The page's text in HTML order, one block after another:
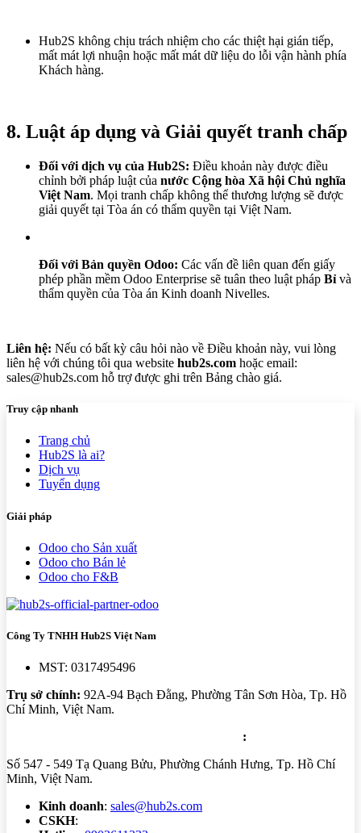
Hub2S không chịu trách nhiệm cho các thiệt hại gián tiếp,
mất mát lợi nhuận hoặc mất mát dữ liệu do lỗi vận hành phía
Khách hàng.
8. Luật áp dụng và Giải quyết tranh chấp
Đối với dịch vụ của Hub2S: Điều khoản này được điều
chỉnh bởi pháp luật của nước Cộng hòa Xã hội Chủ nghĩa
Việt Nam. Mọi tranh chấp không thể thương lượng sẽ được
giải quyết tại Tòa án có thẩm quyền tại Việt Nam.
Đối với Bản quyền Odoo: Các vấn đề liên quan đến giấy
phép phần mềm Odoo Enterprise sẽ tuân theo luật pháp Bỉ và
thẩm quyền của Tòa án Kinh doanh Nivelles.
Liên hệ: Nếu có bất kỳ câu hỏi nào về Điều khoản này, vui lòng
liên hệ với chúng tôi qua website hub2s.com hoặc email:
sales@hub2s.com hỗ trợ được ghi trên Bảng chào giá.
Truy cập nhanh
Trang chủ
Hub2S là ai?
Dịch vụ
Tuyển dụng
Giải pháp
Odoo cho Sản xuất
Odoo cho Bán lẻ
Odoo cho F&B
Công Ty TNHH Hub2S Việt Nam
MST: 0317495496
Trụ sở chính: 92A-94 Bạch Đằng, Phường Tân Sơn Hòa, Tp. Hồ
Chí Minh, Việt Nam.
:
Số 547 - 549 Tạ Quang Bửu, Phường Chánh Hưng, Tp. Hồ Chí
Minh, Việt Nam.
Kinh doanh: sales@hub2s.com
CSKH: